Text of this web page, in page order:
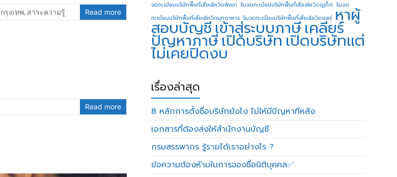
รุงเทพ, สาระความรู้ Read more
Read more
จดทะเบียนบริษัทพื้นที่เสี่ยงโควิดพังงา รับจดทะเบียนบริษัทพื้นที่เสี่ยงโควิดภูเก็ต รับจด
ทะเบียนบริษัทพื้นที่เสี่ยงโควิดมุกดาหาร รับจดทะเบียนบริษัทพื้นที่เสี่ยงโควิดแพร่ หาผู้
สอบบัญชี เข้าสู่ระบบภาษี เคลียร์
ปัญหาภาษีเปิดบริษัทเปิดบริษัทแต่
ไม่เคยปิดงบ
เรื่องล่าสุด
8 หลักการตั้งชื่อบริษัทยังไง ไม่ให้มีปัญหาทีหลัง
เอกสารที่ต้องส่งให้สำนักงานบัญชี
กรมสรรพากร รู้รายได้เราอย่างไร ?
ข้อความต้องห้ามในการจองชื่อนิติบุคคล✅